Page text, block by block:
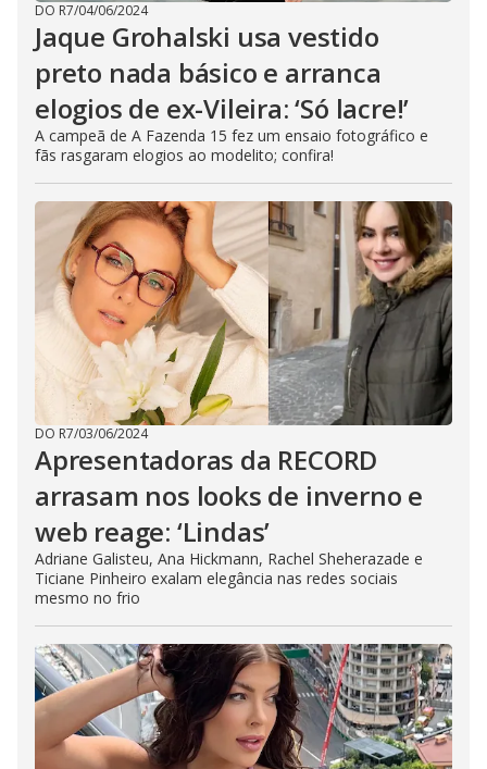
DO R7/04/06/2024
Jaque Grohalski usa vestido
preto nada básico e arranca
elogios de ex-Vileira: ‘Só lacre!’
A campeã de A Fazenda 15 fez um ensaio fotográfico e
fãs rasgaram elogios ao modelito; confira!
DO R7/03/06/2024
Apresentadoras da RECORD
arrasam nos looks de inverno e
web reage: ‘Lindas’
Adriane Galisteu, Ana Hickmann, Rachel Sheherazade e
Ticiane Pinheiro exalam elegância nas redes sociais
mesmo no frio